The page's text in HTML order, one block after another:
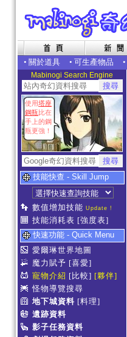
• 關於道具 • 可生產物品 •
Mabinogi Search Engine
使用塔座
鋼瓶比在
手上的鋼
瓶更強！
技能快查 - Skill Jump
數值增加技能 Update !
技能消耗表 [強度表]
快速功能 - Quick Menu
愛爾琳世界地圖
魔力賦予 [喜愛]
寵物介紹 [比較] [夥伴]
怪物導覽搜尋
地下城資料 [料理]
遺跡資料
影子任務資料